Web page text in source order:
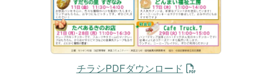
チラシPDFダウンロード